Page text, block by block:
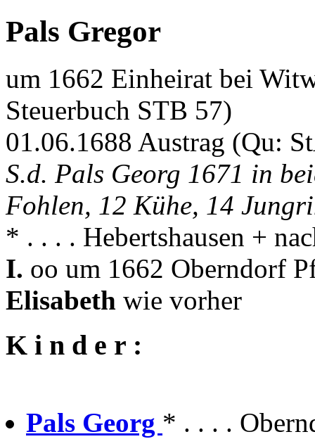
Pals Gregor
um 1662 Einheirat bei
Steuerbuch STB 57)
01.06.1688 Austrag (Qu:
S.d. Pals Georg 1671 in
Fohlen, 12 Kühe, 14
* . . . . Hebertshausen +
I. oo um 1662 Oberndorf
Elisabeth wie vorher
K i n d e r :
Pals Georg * . . . .